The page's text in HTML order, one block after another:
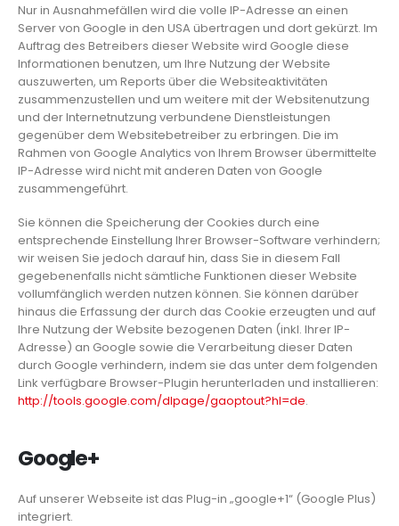
Nur in Ausnahmefällen wird die volle IP-Adresse an einen
Server von Google in den USA übertragen und dort gekürzt. Im
Auftrag des Betreibers dieser Website wird Google diese
Informationen benutzen, um Ihre Nutzung der Website
auszuwerten, um Reports über die Websiteaktivitäten
zusammenzustellen und um weitere mit der Websitenutzung
und der Internetnutzung verbundene Dienstleistungen
gegenüber dem Websitebetreiber zu erbringen. Die im
Rahmen von Google Analytics von Ihrem Browser übermittelte
IP-Adresse wird nicht mit anderen Daten von Google
zusammengeführt.
Sie können die Speicherung der Cookies durch eine
entsprechende Einstellung Ihrer Browser-Software verhindern;
wir weisen Sie jedoch darauf hin, dass Sie in diesem Fall
gegebenenfalls nicht sämtliche Funktionen dieser Website
vollumfänglich werden nutzen können. Sie können darüber
hinaus die Erfassung der durch das Cookie erzeugten und auf
Ihre Nutzung der Website bezogenen Daten (inkl. Ihrer IP-
Adresse) an Google sowie die Verarbeitung dieser Daten
durch Google verhindern, indem sie das unter dem folgenden
Link verfügbare Browser-Plugin herunterladen und installieren:
http://tools.google.com/dlpage/gaoptout?hl=de.
Google+
Auf unserer Webseite ist das Plug-in „google+1“ (Google Plus)
integriert.